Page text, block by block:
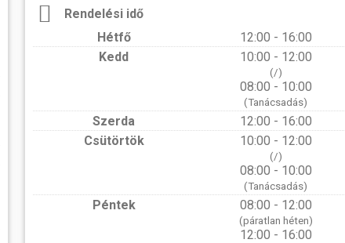
Rendelési idő
Hétfő
12:00 - 16:00
Kedd
10:00 - 12:00
(/)
08:00 - 10:00
(Tanácsadás)
Szerda
12:00 - 16:00
Csütörtök
10:00 - 12:00
(/)
08:00 - 10:00
(Tanácsadás)
Péntek 08:00 - 12:00
(páratlan héten)
12:00 - 16:00